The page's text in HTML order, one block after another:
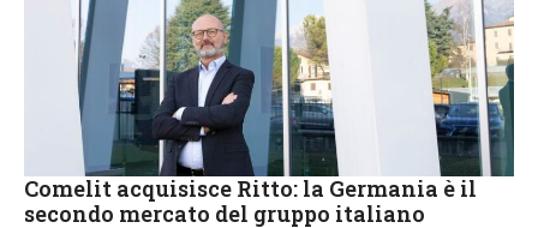
Comelit acquisisce Ritto: la Germania è il
secondo mercato del gruppo italiano